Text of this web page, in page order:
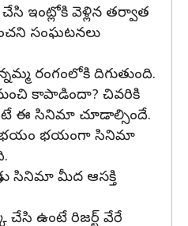
చేసి ఇంట్లోకి వెళ్లిన తర్వాత
సంఘటనలు
రంగంలోకి దిగుతుంది.
నుంచి కాపాడిందా? చివరికి
ఈ సినిమా చూడాల్సిందే.
భయం భయంగా సినిమా
సినిమా మీద ఆసక్తి
ఉంటే రిజర్ట్ వేరే